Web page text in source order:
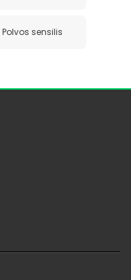
Polvos sensilis